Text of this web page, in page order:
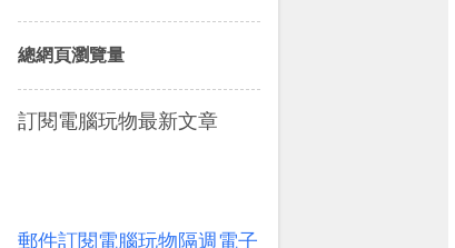
總網頁瀏覽量
訂閱電腦玩物最新文章
郵件訂閱電腦玩物隔週電子